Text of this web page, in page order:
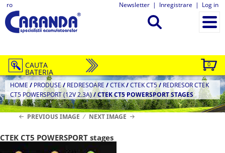
ro Newsletter | Inregistrare | Log in
0
CAUTA
BATERIA
HOME / PRODUSE/ REDRESOARE /CTEK/CTEK CT5/ REDRESOR CTEK
CT5 POWERSPORT (12V 2.3A)/CTEK CT5 POWERSPORT STAGES
PREVIOUS IMAGE NEXT IMAGE
CTEK CT5 POWERSPORT stages